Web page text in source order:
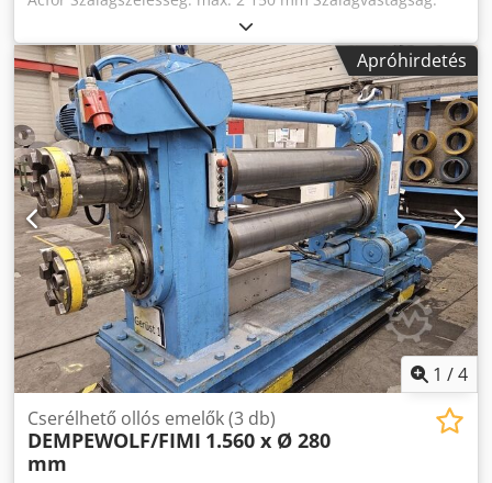
Apróhirdetés
1 /4
Cserélhető ollós emelők (3 db)
DEMPEWOLF/FIMI 1.560 x Ø 280
mm